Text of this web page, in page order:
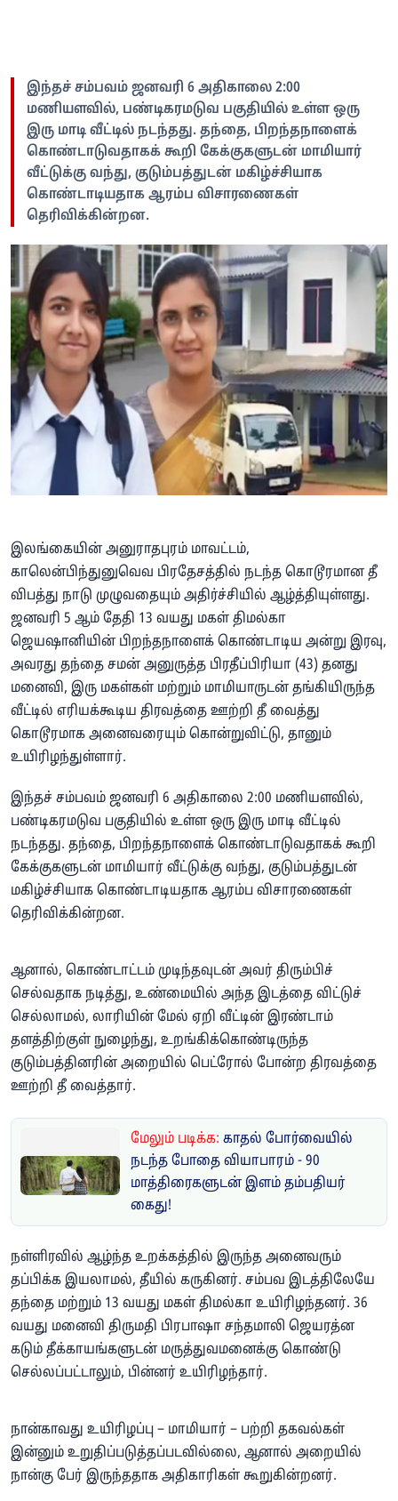
இந்தச் சம்பவம் ஜனவரி 6 அதிகாலை 2:00
மணியளவில், பண்டிகரமடுவ பகுதியில் உள்ள ஒரு
இரு மாடி வீட்டில் நடந்தது. தந்தை, பிறந்தநாளைக்
கொண்டாடுவதாகக் கூறி கேக்குகளுடன் மாமியார்
வீட்டுக்கு வந்து, குடும்பத்துடன் மகிழ்ச்சியாக
கொண்டாடியதாக ஆரம்ப விசாரணைகள்
தெரிவிக்கின்றன.
இலங்கையின் அனுராதபுரம் மாவட்டம்,
காலென்பிந்துனுவெவ பிரதேசத்தில் நடந்த கொடூரமான தீ
விபத்து நாடு முழுவதையும் அதிர்ச்சியில் ஆழ்த்தியுள்ளது.
ஜனவரி 5 ஆம் தேதி 13 வயது மகள் திமல்கா
ஜெயஷானியின் பிறந்தநாளைக் கொண்டாடிய அன்று இரவு,
அவரது தந்தை சமன் அனுருத்த பிரதீப்பிரியா (43) தனது
மனைவி, இரு மகள்கள் மற்றும் மாமியாருடன் தங்கியிருந்த
வீட்டில் எரியக்கூடிய திரவத்தை ஊற்றி தீ வைத்து
கொடூரமாக அனைவரையும் கொன்றுவிட்டு, தானும்
உயிரிழந்துள்ளார்.
இந்தச் சம்பவம் ஜனவரி 6 அதிகாலை 2:00 மணியளவில்,
பண்டிகரமடுவ பகுதியில் உள்ள ஒரு இரு மாடி வீட்டில்
நடந்தது. தந்தை, பிறந்தநாளைக் கொண்டாடுவதாகக் கூறி
கேக்குகளுடன் மாமியார் வீட்டுக்கு வந்து, குடும்பத்துடன்
மகிழ்ச்சியாக கொண்டாடியதாக ஆரம்ப விசாரணைகள்
தெரிவிக்கின்றன.
ஆனால், கொண்டாட்டம் முடிந்தவுடன் அவர் திரும்பிச்
செல்வதாக நடித்து, உண்மையில் அந்த இடத்தை விட்டுச்
செல்லாமல், லாரியின் மேல் ஏறி வீட்டின் இரண்டாம்
தளத்திற்குள் நுழைந்து, உறங்கிக்கொண்டிருந்த
குடும்பத்தினரின் அறையில் பெட்ரோல் போன்ற திரவத்தை
ஊற்றி தீ வைத்தார்.
மேலும் படிக்க: காதல் போர்வையில்
நடந்த போதை வியாபாரம் - 90
மாத்திரைகளுடன் இளம் தம்பதியர்
கைது!
நள்ளிரவில் ஆழ்ந்த உறக்கத்தில் இருந்த அனைவரும்
தப்பிக்க இயலாமல், தீயில் கருகினர். சம்பவ இடத்திலேயே
தந்தை மற்றும் 13 வயது மகள் திமல்கா உயிரிழந்தனர். 36
வயது மனைவி திருமதி பிரபாஷா சந்தமாலி ஜெயரத்ன
கடும் தீக்காயங்களுடன் மருத்துவமனைக்கு கொண்டு
செல்லப்பட்டாலும், பின்னர் உயிரிழந்தார்.
நான்காவது உயிரிழப்பு – மாமியார் – பற்றி தகவல்கள்
இன்னும் உறுதிப்படுத்தப்படவில்லை, ஆனால் அறையில்
நான்கு பேர் இருந்ததாக அதிகாரிகள் கூறுகின்றனர்.